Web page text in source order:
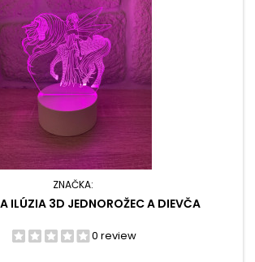
ZNAČKA:
ILÚZIA 3D JEDNOROŽEC A DIEVČA
0 review